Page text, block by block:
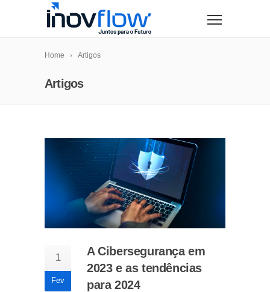
Home Artigos
Artigos
1
Fev
A Cibersegurança em
2023 e as tendências
para 2024